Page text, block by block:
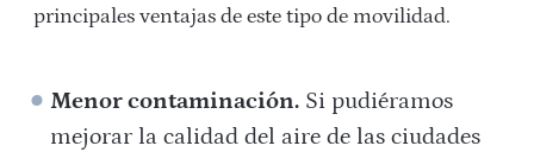
principales ventajas de este tipo de movilidad.
Menor contaminación. Si pudiéramos
mejorar la calidad del aire de las ciudades